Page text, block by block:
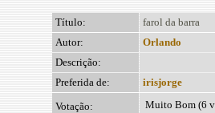
Título: farol da barra
Autor:
Orlando
Descrição:
Preferida de:
irisjorge
Votação:
Muito Bom (6